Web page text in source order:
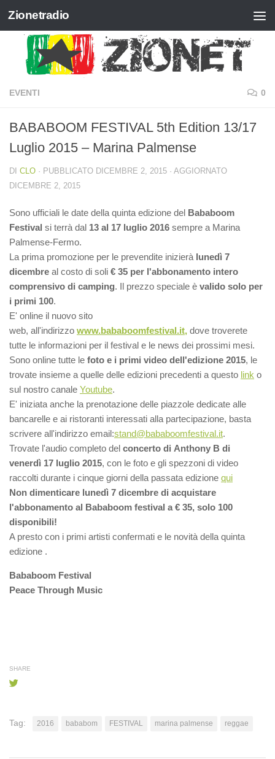
Salta al contenuto
Zionetradio
EVENTI 0
BABABOOM FESTIVAL 5th Edition 13/17
Luglio 2015 – Marina Palmense ​
DI CLO · PUBBLICATO DICEMBRE 2, 2015 · AGGIORNATO
DICEMBRE 2, 2015
Sono ufficiali le date della quinta edizione del Bababoom
Festival si terrà dal 13 al 17 luglio 2016 sempre a Marina
Palmense-Fermo.
La prima promozione per le prevendite inizierà lunedì 7
dicembre al costo di soli € 35 per l'abbonamento intero
comprensivo di camping. Il prezzo speciale è valido solo per
i primi 100.
E' online il nuovo sito
web, all'indirizzo www.bababoomfestival.it, dove troverete
tutte le informazioni per il festival e le news dei prossimi mesi.
Sono online tutte le foto e i primi video dell'edizione 2015, le
trovate insieme a quelle delle edizioni precedenti a questo link o
sul nostro canale Youtube.
E' iniziata anche la prenotazione delle piazzole dedicate alle
bancarelle e ai ristoranti interessati alla partecipazione, basta
scrivere all'indirizzo email:stand@bababoomfestival.it.
​Trovate l'audio completo del concerto di Anthony B di
venerdì 17 luglio 2015, con le foto e gli spezzoni di video
raccolti durante i cinque giorni della passata edizione qui
Non dimenticare lunedì 7 dicembre di acquistare
l'abbonamento al Bababoom festival a € 35, solo 100
disponibili!
A presto con i primi artisti confermati e le novità della quinta
edizione .
Bababoom Festival
Peace Through Music
SHARE
Tag: 2016 bababom FESTIVAL marina palmense reggae